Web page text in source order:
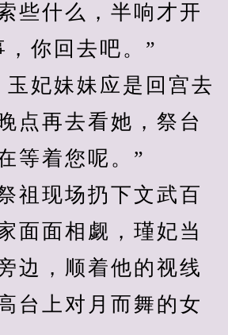
些什么，半响才开
，你回去吧。”
妃妹妹应是回宫去
点再去看她，祭台
等着您呢。”
现场扔下文武百
面面相觑，瑾妃当
边，顺着他的视线
台上对月而舞的女